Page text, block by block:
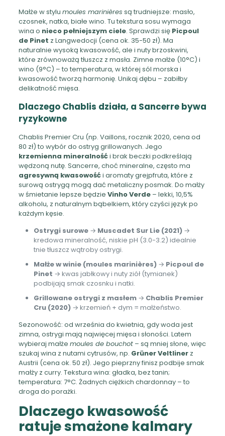
Małże w stylu moules marinières są trudniejsze: masło,
czosnek, natka, białe wino. Tu tekstura sosu wymaga
wina o nieco pełniejszym ciele. Sprawdzi się Picpoul
de Pinet z Langwedocji (cena ok. 35-50 zł). Ma
naturalnie wysoką kwasowość, ale i nuty brzoskwini,
które zrównoważą tłuszcz z masła. Zimne małże (10°C) i
wino (9°C) – to temperatura, w której sól morska i
kwasowość tworzą harmonię. Unikaj dębu – zabiłby
delikatność mięsa.
Dlaczego Chablis działa, a Sancerre bywa
ryzykowne
Chablis Premier Cru (np. Vaillons, rocznik 2020, cena od
80 zł) to wybór do ostryg grillowanych. Jego
krzemienna mineralnośći brak beczki podkreślają
wędzoną nutę. Sancerre, choć mineralne, często ma
agresywną kwasowośći aromaty grejpfruta, które z
surową ostrygą mogą dać metaliczny posmak. Do małży
w śmietanie lepsze będzie Vinho Verde– lekki, 10,5%
alkoholu, z naturalnym bąbelkiem, który czyści język po
każdym kęsie.
Ostrygi surowe→ Muscadet Sur Lie (2021)→
kredowa mineralność, niskie pH (3.0-3.2) idealnie
tnie tłuszcz wątroby ostrygi.
Małże w winie (moules marinières)→ Picpoul de
Pinet → kwas jabłkowy i nuty ziół (tymianek)
podbijają smak czosnku i natki.
Grillowane ostrygi z masłem→ Chablis Premier
Cru (2020)→ krzemień + dym = małżeństwo.
Sezonowość: od września do kwietnia, gdy woda jest
zimna, ostrygi mają najwięcej mięsa i słoności. Latem
wybieraj małże moules de bouchot– są mniej słone, więc
szukaj wina z nutami cytrusów, np. Grüner Veltlinerz
Austrii (cena ok. 50 zł). Jego pieprzny finisz podbije smak
małży z curry. Tekstura wina: gładka, bez tanin;
temperatura: 7°C. Żadnych ciężkich chardonnay – to
droga do porażki.
Dlaczego kwasowość
ratuje smażone kalmary